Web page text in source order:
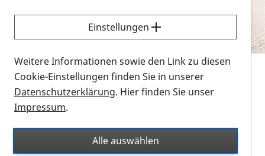
Sie möchten wissen, wie Sie nach Infonmaterial
suchen und dieses bestellen bzw. herunterladen
können? Schauen Sie sich dieErklärvideos zum
Thema Infomaterial auf der PRO RETINA-Website
für blinde und sehbehinderte Menschen an.
Auf dieser Seite finden Sie sämtliches Infomaterial
Ort. Nutzen Sie den Formatfilter, um ausschließlich
nach Flyern und Broschüren, Audios oder Videos zu
Einstellungen
Weitere Informationen sowie den Link zu diesen
Cookie-Einstellungen finden Sie in unserer
Datenschutzerklärung. Hier finden Sie unser
Impressum.
Alle auswählen